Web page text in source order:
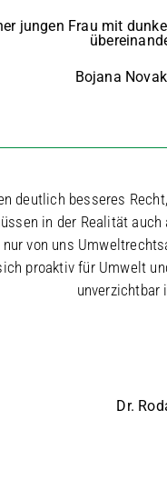
Bojana
deutlich besseres
in der Realität
von uns
proaktiv für Umwelt
unverzichtbar
Dr.